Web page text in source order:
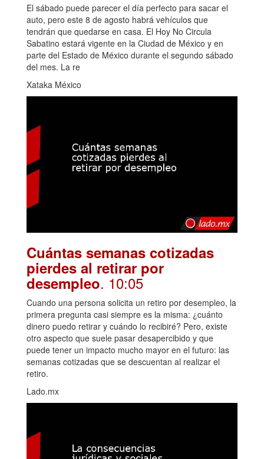
El sábado puede parecer el día perfecto para sacar el
auto, pero este 8 de agosto habrá vehículos que
tendrán que quedarse en casa. El Hoy No Circula
Sabatino estará vigente en la Ciudad de México y en
parte del Estado de México durante el segundo sábado
del mes. La re
Xataka México
Cuántas semanas cotizadas
pierdes al retirar por
desempleo. 10:05
Cuando una persona solicita un retiro por desempleo, la
primera pregunta casi siempre es la misma: ¿cuánto
dinero puedo retirar y cuándo lo recibiré? Pero, existe
otro aspecto que suele pasar desapercibido y que
puede tener un impacto mucho mayor en el futuro: las
semanas cotizadas que se descuentan al realizar el
retiro.
Lado.mx